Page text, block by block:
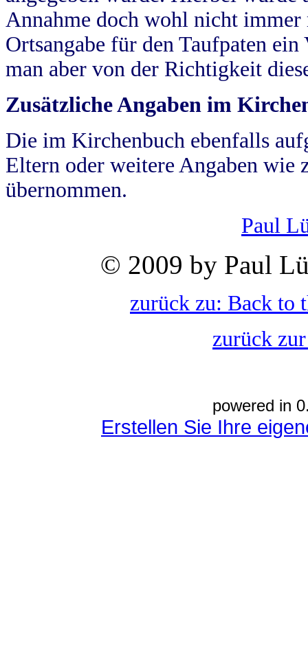
Annahme doch wohl nicht
Ortsangabe für den Taufpaten
man aber von der Richtigkeit
Zusätzliche Angaben im
Die im Kirchenbuch ebenfalls
Eltern oder weitere Angaben wie
übernommen.
Paul
© 2009 by Paul
zurück zu: Back to
zurück
powered in
Erstellen Sie Ihre